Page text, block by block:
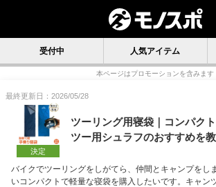
受付中 人気アイテム
本ページはプロモーションを含みます
最終更新日：2026/05/28
決定
ツーリング用寝袋｜コンパク
ツー用シュラフのおすすめを教
バイクでツーリングをしがてら、仲間とキャンプをし
いコンパクトで軽量な寝袋を購入したいです。キャン